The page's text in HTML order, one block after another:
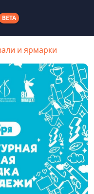
BETA
и ярмарки